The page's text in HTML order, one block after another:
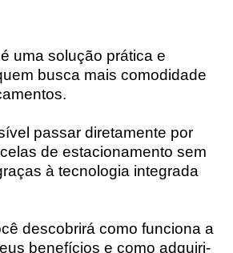
uma solução prática e
busca mais comodidade
passar diretamente por
de estacionamento sem
à tecnologia integrada
descobrirá como funciona a
benefícios e como adquiri-